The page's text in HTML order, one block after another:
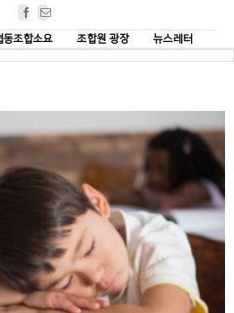
Facebook
동조합소요 조합원 광장 뉴스레터